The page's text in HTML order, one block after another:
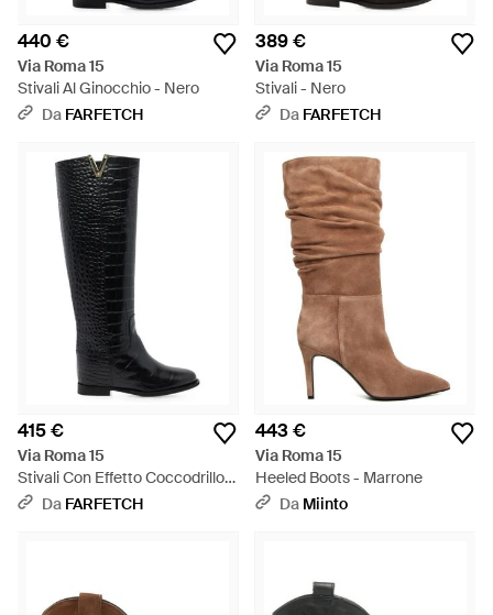
440 €
Via Roma 15
Stivali Al Ginocchio - Nero
Da FARFETCH
389 €
Via Roma 15
Stivali - Nero
Da FARFETCH
415 €
Via Roma 15
Stivali Con Effetto Coccodrillo -
NeroDa FARFETCH
443 €
Via Roma 15
Heeled Boots - Marrone
Da Miinto